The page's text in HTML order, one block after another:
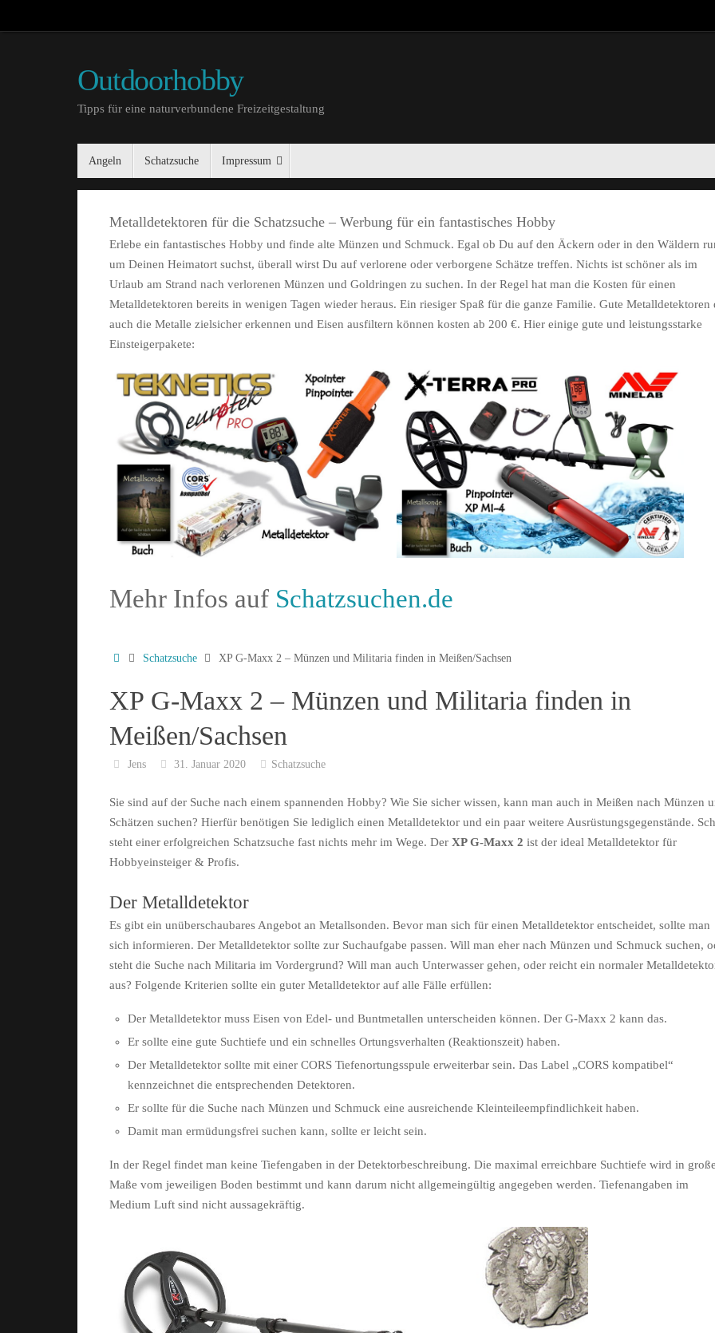
Outdoorhobby
Tipps für eine naturverbundene Freizeitgestaltung
Angeln Schatzsuche Impressum
Metalldetektoren für die Schatzsuche – Werbung für ein fantastisches Hobby
Erlebe ein fantastisches Hobby und finde alte Münzen und Schmuck. Egal ob Du auf den Äckern oder in den Wäldern
um Deinen Heimatort suchst, überall wirst Du auf verlorene oder verborgene Schätze treffen. Nichts ist schöner als im
Urlaub am Strand nach verlorenen Münzen und Goldringen zu suchen. In der Regel hat man die Kosten für einen
Metalldetektoren bereits in wenigen Tagen wieder heraus. Ein riesiger Spaß für die ganze Familie. Gute Metalldetektoren
auch die Metalle zielsicher erkennen und Eisen ausfiltern können kosten ab 200 €. Hier einige gute und leistungsstarke
Einsteigerpakete:
Mehr Infos auf Schatzsuchen.de
Schatzsuche XP G-Maxx 2 – Münzen und Militaria finden in Meißen/Sachsen
XP G-Maxx 2 – Münzen und Militaria finden in
Meißen/Sachsen
Jens 31. Januar 2020 Schatzsuche
Sie sind auf der Suche nach einem spannenden Hobby? Wie Sie sicher wissen, kann man auch in Meißen nach Münzen
Schätzen suchen? Hierfür benötigen Sie lediglich einen Metalldetektor und ein paar weitere Ausrüstungsgegenstände.
steht einer erfolgreichen Schatzsuche fast nichts mehr im Wege. Der XP G-Maxx 2 ist der ideal Metalldetektor für
Hobbyeinsteiger & Profis.
Der Metalldetektor
Es gibt ein unüberschaubares Angebot an Metallsonden. Bevor man sich für einen Metalldetektor entscheidet, sollte man
sich informieren. Der Metalldetektor sollte zur Suchaufgabe passen. Will man eher nach Münzen und Schmuck suchen,
steht die Suche nach Militaria im Vordergrund? Will man auch Unterwasser gehen, oder reicht ein normaler
aus? Folgende Kriterien sollte ein guter Metalldetektor auf alle Fälle erfüllen:
Der Metalldetektor muss Eisen von Edel- und Buntmetallen unterscheiden können. Der G-Maxx 2 kann das.
Er sollte eine gute Suchtiefe und ein schnelles Ortungsverhalten (Reaktionszeit) haben.
Der Metalldetektor sollte mit einer CORS Tiefenortungsspule erweiterbar sein. Das Label „CORS kompatibel“
kennzeichnet die entsprechenden Detektoren.
Er sollte für die Suche nach Münzen und Schmuck eine ausreichende Kleinteileempfindlichkeit haben.
Damit man ermüdungsfrei suchen kann, sollte er leicht sein.
In der Regel findet man keine Tiefengaben in der Detektorbeschreibung. Die maximal erreichbare Suchtiefe wird in
Maße vom jeweiligen Boden bestimmt und kann darum nicht allgemeingültig angegeben werden. Tiefenangaben im
Medium Luft sind nicht aussagekräftig.